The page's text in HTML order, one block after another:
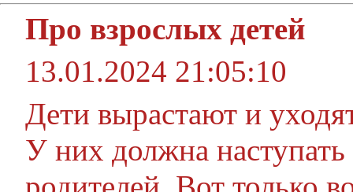
Про взрослых детей
13.01.2024 21:05:10
Дети вырастают и
У них должна наступать